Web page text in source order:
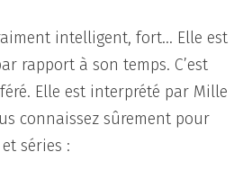
intelligent, fort… Elle est
rapport à son temps. C’est
Elle est interprété par Mille
connaissez sûrement pour
séries :